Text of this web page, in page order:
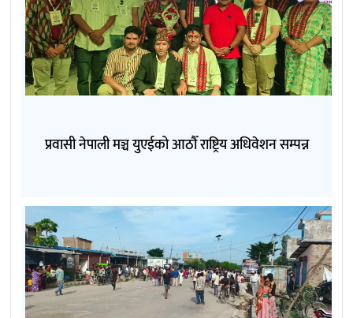
प्रवासी नेपाली मञ्च युएईको आठौँ राष्ट्रिय अधिवेशन सम्पन्न